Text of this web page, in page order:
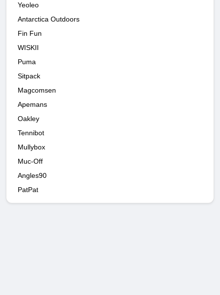
Yeoleo
Antarctica Outdoors
Fin Fun
WISKII
Puma
Sitpack
Magcomsen
Apemans
Oakley
Tennibot
Mullybox
Muc-Off
Angles90
PatPat